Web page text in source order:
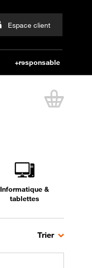
Informatique &
tablettes
Trier